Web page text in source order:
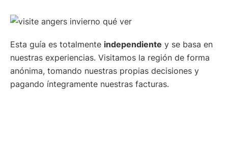
Esta guía es totalmente independiente y se basa en
nuestras experiencias. Visitamos la región de forma
anónima, tomando nuestras propias decisiones y
pagando íntegramente nuestras facturas.